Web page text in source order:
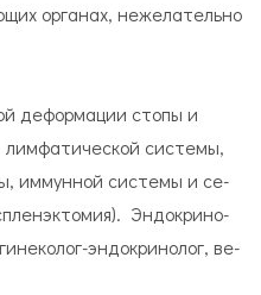
органах, нежелательно
де­фор­ма­ции сто­пы и
си­сте­мы,
иммунной си­сте­мы и се­
Эн­до­кри­но­
эндокри­но­лог, ве­